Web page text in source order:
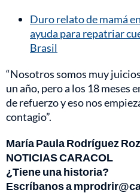
Duro relato de mamá
ayuda para repatriar
Brasil
“Nosotros somos muy
un año, pero a los 18 meses
de refuerzo y eso nos
contagio”.
María Paula Rodríguez
NOTICIAS CARACOL
¿Tiene una historia?
Escríbanos a